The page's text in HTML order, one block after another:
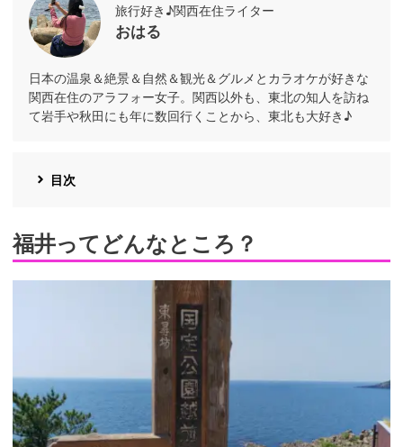
旅行好き♪関西在住ライター
おはる
日本の温泉＆絶景＆自然＆観光＆グルメとカラオケが好きな
関西在住のアラフォー女子。関西以外も、東北の知人を訪ね
て岩手や秋田にも年に数回行くことから、東北も大好き♪
目次
福井ってどんなところ？